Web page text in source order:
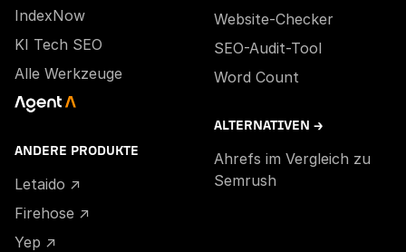
IndexNow
KI Tech SEO
Alle Werkzeuge
ANDERE PRODUKTE
Letaido ↗
Firehose ↗
Yep ↗
Website-Checker
SEO-Audit-Tool
Word Count
ALTERNATIVEN →
Ahrefs im Vergleich zu
Semrush